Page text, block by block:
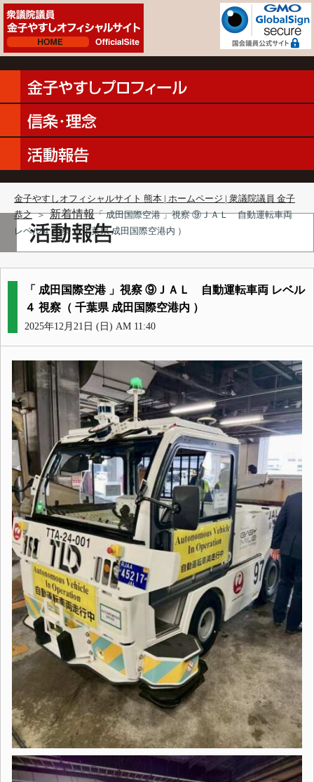
金子やすしオフィシャルサイト 熊本 | ホームページ | 衆議院議員 金子
恭之 ＞ 新着情報「 成田国際空港 」視察 ⑨ＪＡＬ 自動運転車両
レベル４ 視察（ 千葉県 成田国際空港内 ）
「 成田国際空港 」視察 ⑨ＪＡＬ 自動運転車両 レベル
４ 視察（ 千葉県 成田国際空港内 ）
2025年12月21日 (日) AM 11:40